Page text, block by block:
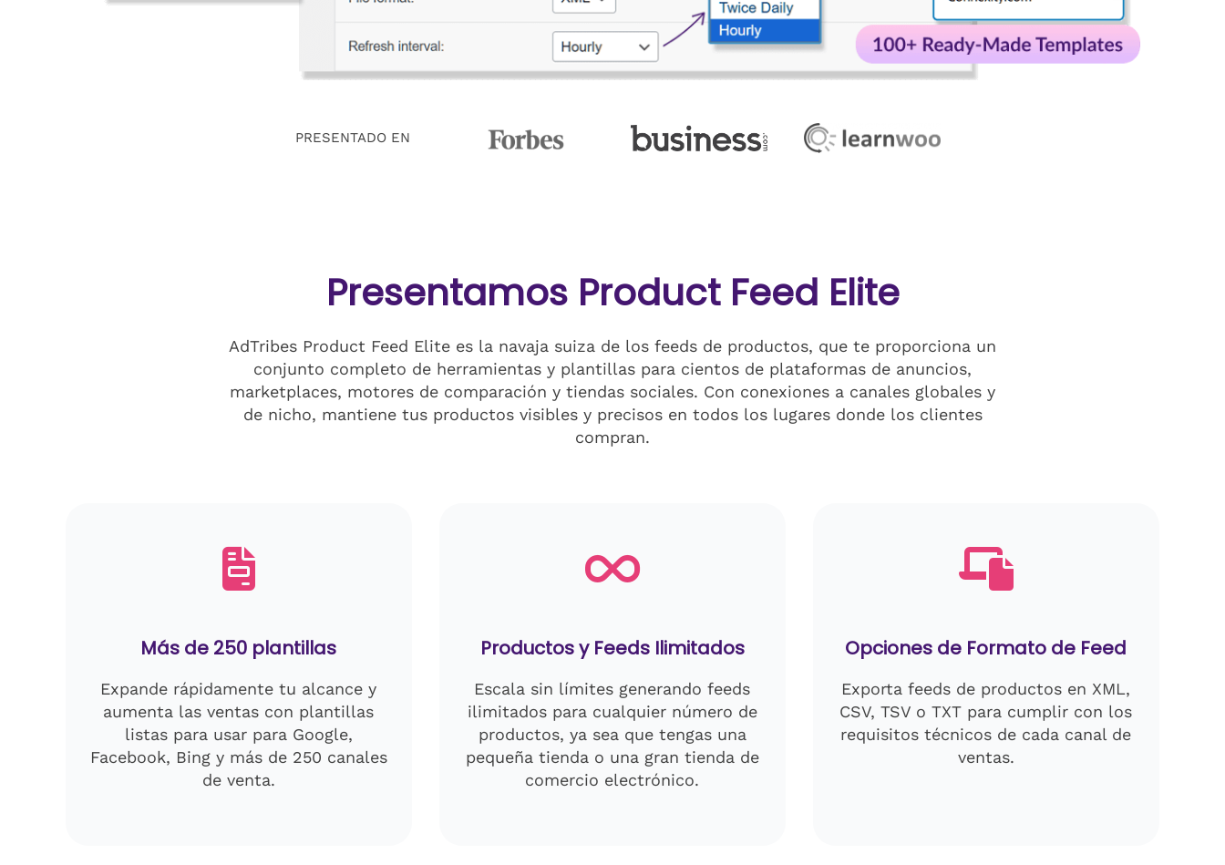
PRESENTADO EN
Presentamos Product Feed Elite
AdTribes Product Feed Elite es la navaja suiza de los feeds de productos, que te proporciona un
conjunto completo de herramientas y plantillas para cientos de plataformas de anuncios,
marketplaces, motores de comparación y tiendas sociales. Con conexiones a canales globales y
de nicho, mantiene tus productos visibles y precisos en todos los lugares donde los clientes
compran.
Más de 250 plantillas
Expande rápidamente tu alcance y
aumenta las ventas con plantillas
listas para usar para Google,
Facebook, Bing y más de 250 canales
de venta.
Productos y Feeds Ilimitados
Escala sin límites generando feeds
ilimitados para cualquier número de
productos, ya sea que tengas una
pequeña tienda o una gran tienda de
comercio electrónico.
Opciones de Formato de Feed
Exporta feeds de productos en XML,
CSV, TSV o TXT para cumplir con los
requisitos técnicos de cada canal de
ventas.